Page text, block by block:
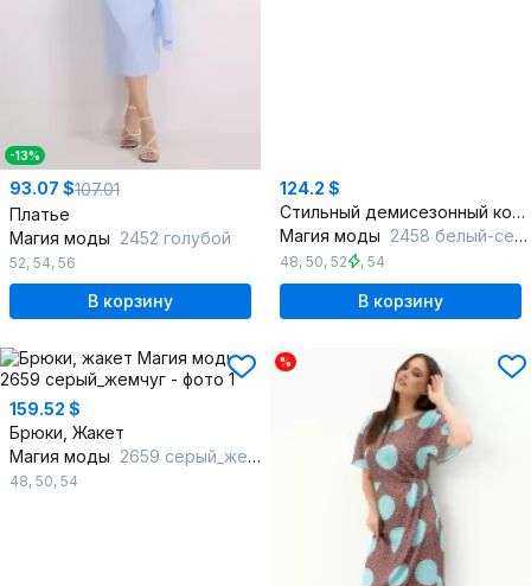
-13%
93.07 $107.01
Платье
Магия моды 2452 голубой
52, 54, 56
В корзину
124.2 $
Стильный демисезонный комплект блузы и брюк из хлопка и костюмной ткани
Магия моды 2458 белый-серый
48, 50, 52 , 54
В корзину
159.52 $
Брюки, Жакет
Магия моды 2659 серый_жемчуг
48, 50, 54
%